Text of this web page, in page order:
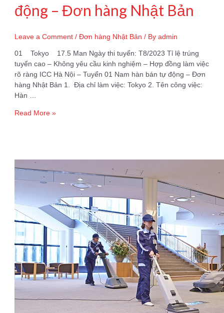
động – Đơn hàng Nhật Bản
Leave a Comment /Đơn hàng Nhật Bản / Byadmin
01 Tokyo 17.5 Man Ngày thi tuyển: T8/2023 Tỉ lệ trúng
tuyển cao – Không yêu cầu kinh nghiệm – Hợp đồng làm việc
rõ ràng ICC Hà Nội – Tuyển 01 Nam hàn bán tự động – Đơn
hàng Nhật Bản 1. Địa chỉ làm việc: Tokyo 2. Tên công việc:
Hàn …
Tuyển
hàng
Nhật
Bản
Read More »